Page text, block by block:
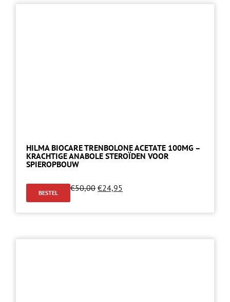
HILMA BIOCARE TRENBOLONE ACETATE 100MG –
KRACHTIGE ANABOLE STEROÏDEN VOOR
SPIEROPBOUW
BESTEL €50,00 €24,95